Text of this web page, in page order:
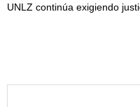
UNLZ continúa exigiendo